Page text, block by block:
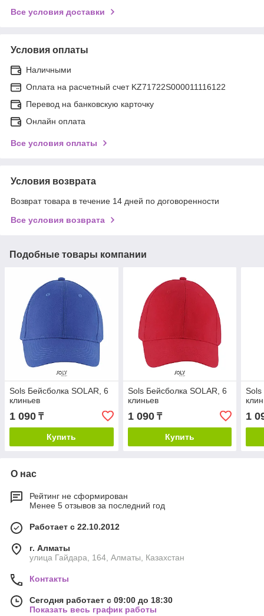
Все условия доставки
Условия оплаты
Наличными
Оплата на расчетный счет KZ71722S000011116122
Перевод на банковскую карточку
Онлайн оплата
Все условия оплаты
Условия возврата
Возврат товара в течение 14 дней по договоренности
Все условия возврата
Подобные товары компании
Sols Бейсболка SOLAR, 6
клиньев
1 090 ₸
Купить
Sols Бейсболка SOLAR, 6
клиньев
1 090₸
Купить
Sols
1
О нас
Рейтинг не сформирован
Менее 5 отзывов за последний год
Работает с 22.10.2012
г. Алматы
улица Гайдара, 164, Алматы, Казахстан
Контакты
Сегодня работает с 09:00 до 18:30
Показать весь график работы